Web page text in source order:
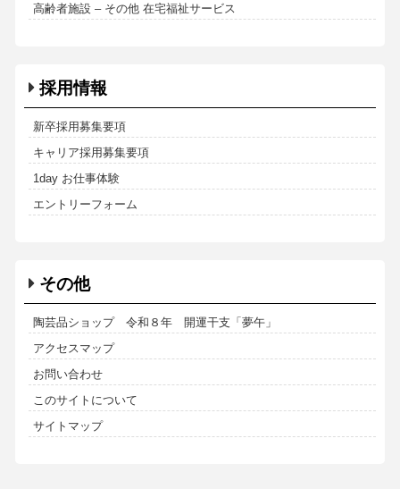
高齢者施設 – その他 在宅福祉サービス
採用情報
新卒採用募集要項
キャリア採用募集要項
1day お仕事体験
エントリーフォーム
その他
陶芸品ショップ 令和８年 開運干支「夢午」
アクセスマップ
お問い合わせ
このサイトについて
サイトマップ